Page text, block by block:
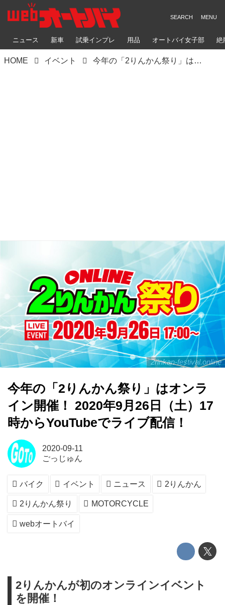
ニュース 新車 試乗インプレ 用品 オートバイ女子部 絶
HOME イベント 今年の「2りんかん祭り」はオンライン開催！ 2020年9月26日（土）17時からYouTubeでライブ配信！
2rinkan-festival.online
今年の「2りんかん祭り」はオンラ
イン開催！ 2020年9月26日（土）17
時からYouTubeでライブ配信！
2020-09-11
ごっじゅん
バイク イベント ニュース 2りんかん
2りんかん祭り MOTORCYCLE
webオートバイ
2りんかんが初のオンラインイベント
を開催！